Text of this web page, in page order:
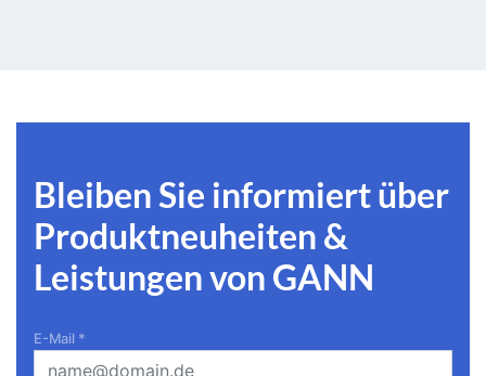
Bleiben Sie informiert über
Produktneuheiten &
Leistungen von GANN
E-Mail *